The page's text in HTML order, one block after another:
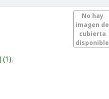
No hay
imagen de
cubierta
disponible
(1).